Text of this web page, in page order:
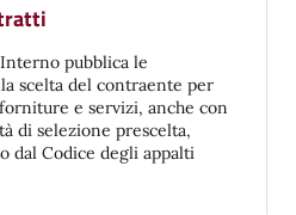
pubblica le
scelta del contraente per
e servizi, anche con
di selezione prescelta,
dal Codice degli appalti